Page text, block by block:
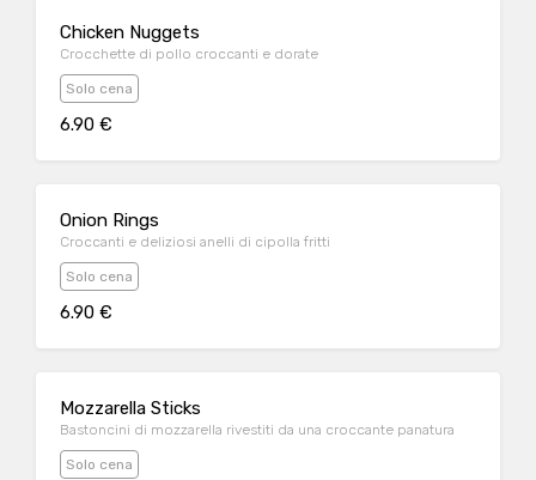
Chicken Nuggets
Crocchette di pollo croccanti e dorate
Solo cena
6.90 €
Onion Rings
Croccanti e deliziosi anelli di cipolla fritti
Solo cena
6.90 €
Mozzarella Sticks
Bastoncini di mozzarella rivestiti da una croccante panatura
Solo cena